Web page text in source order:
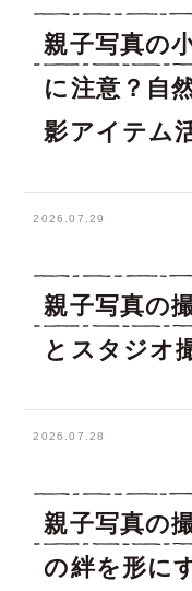
親子写真の
に注意？自
影アイテム
2026.07.29
親子写真の
とスタジオ
2026.07.28
親子写真の
の絆を形に